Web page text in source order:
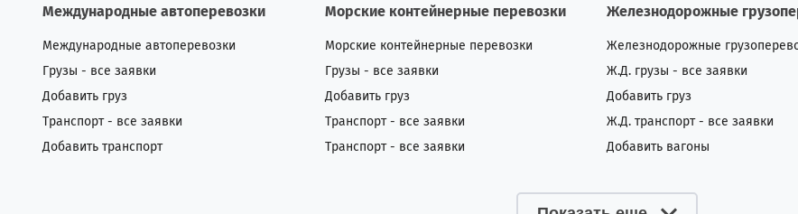
Международные автоперевозки
Международные автоперевозки
Грузы - все заявки
Добавить груз
Транспорт - все заявки
Добавить транспорт
Морские контейнерные перевозки
Морские контейнерные перевозки
Грузы - все заявки
Добавить груз
Транспорт - все заявки
Транспорт - все заявки
Железнодорожные
Железнодорожные
Ж.Д. грузы - все заявки
Добавить груз
Ж.Д. транспорт - все заявки
Добавить вагоны